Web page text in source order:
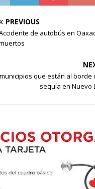
PREVIOUS
de autobús en
que están al borde
sequía en Nuevo